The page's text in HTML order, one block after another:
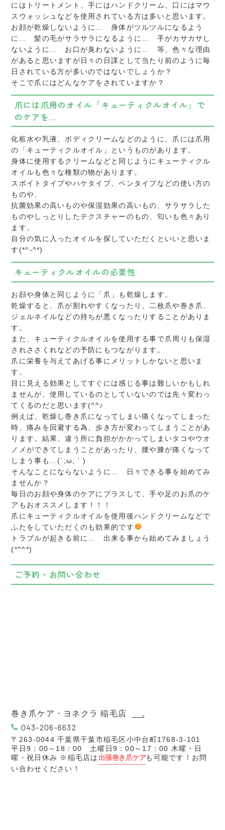
にはトリートメント、手にはハンドクリーム、口にはマウ
スウォッシュなどを使用されている方は多いと思います。
お顔が乾燥しないように… 身体がツルツルになるよう
に… 髪の毛がサラサラになるように… 手がカサカサし
ないように… お口が臭わないように… 等、色々な理由
があると思いますが日々の日課として当たり前のように毎
日されている方が多いのではないでしょうか？
そこで爪にはどんなケアをされていますか？
爪には爪用のオイル「キューティクルオイル」で
のケアを…
化粧水や乳液、ボディクリームなどのように、爪には爪用
の「キューティクルオイル」というものがあります。
身体に使用するクリームなどと同じようにキューティクル
オイルも色々な種類の物があります。
スポイトタイプやハケタイプ、ペンタイプなどの使い方の
ものや、
抗菌効果の高いものや保湿効果の高いもの、サラサラした
ものやしっとりしたテクスチャーのもの、匂いも色々あり
ます。
自分の気に入ったオイルを探していただくといいと思いま
す(*^-^*)
キューティクルオイルの必要性
お顔や身体と同じように「爪」も乾燥します。
乾燥すると、爪が割れやすくなったり、二枚爪や巻き爪、
ジェルネイルなどの持ちが悪くなったりすることがありま
す。
また、キューティクルオイルを使用する事で爪周りも保湿
されささくれなどの予防にもつながります。
爪に栄養を与えてあげる事にメリットしかないと思いま
す。
目に見える効果としてすぐには感じる事は難しいかもしれ
ませんが、使用しているのとしていないのでは先々変わっ
てくるのだと思います(^^♪
例えば、乾燥し巻き爪になってしまい痛くなってしまった
時、痛みを回避する為、歩き方が変わってしまうことがあ
ります。結果、違う所に負担がかかってしまいタコやウオ
ノメができてしまうことがあったり、腰や膝が痛くなって
しまう事も…(´;ω;｀)
そんなことにならないように… 日々できる事を始めてみ
ませんか？
毎日のお顔や身体のケアにプラスして、手や足のお爪のケ
アもおオススメします！！！
爪にキューティクルオイルを使用後ハンドクリームなどで
ふたをしていただくのも効果的です
トラブルが起きる前に… 出来る事から始めてみましょう
(*^^*)
ご予約・お問い合わせ
巻き爪ケア・ヨネクラ 稲毛店
043-206-6632
〒263-0044 千葉県千葉市稲毛区小中台町1768-3-101
平日9：00～18：00 土曜日9：00～17：00 木曜・日
曜・祝日休み ※稲毛店は 出張巻き爪ケアも可能です！お問
い合わせください！